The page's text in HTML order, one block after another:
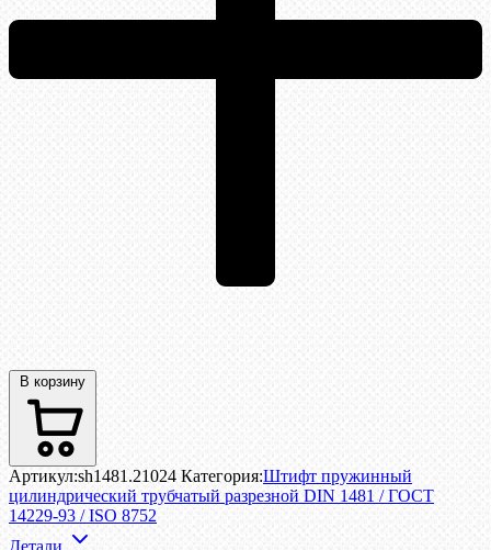
В корзину
Артикул:sh1481.21024 Категория:Штифт пружинный
цилиндрический трубчатый разрезной DIN 1481 / ГОСТ
14229-93 / ISO 8752